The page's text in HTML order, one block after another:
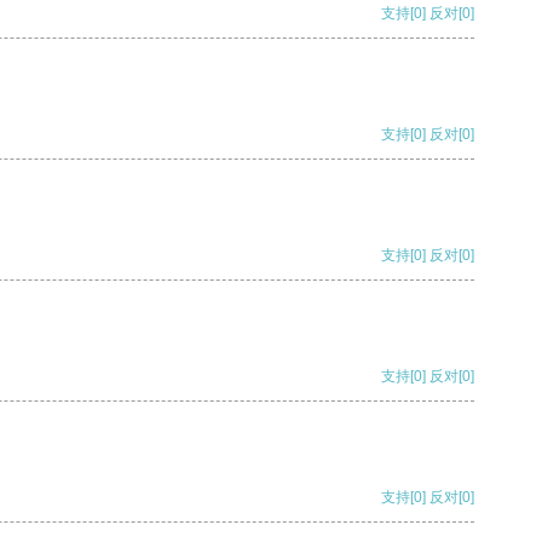
支持[0] 反对[0]
支持[0] 反对[0]
支持[0] 反对[0]
支持[0] 反对[0]
支持[0] 反对[0]